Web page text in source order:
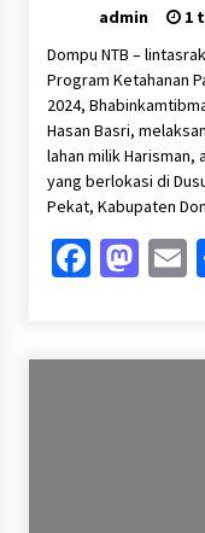
admin
1
Dompu NTB –
Program Ketahanan
2024,
Hasan Basri,
lahan milik
yang berlokasi di
Pekat, Kabupaten